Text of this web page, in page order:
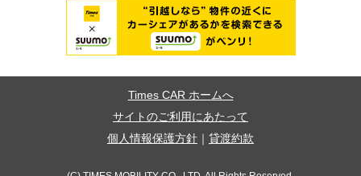
Times CAR ホームへ
サイトのご利用にあたって
個人情報保護方針
貸渡約款